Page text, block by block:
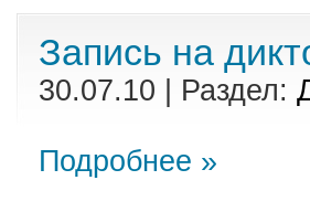
Запись на
30.07.10 | Раздел:
Подробнее »